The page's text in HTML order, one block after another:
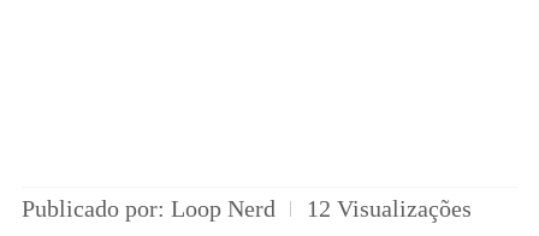
Publicado por: Loop Nerd 12 Visualizações